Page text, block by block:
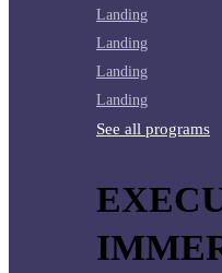
Landing
Landing
Landing
Landing
See all programs